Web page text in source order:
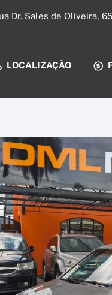
Dr. Sales de Oliveira,
LOCALIZAÇÃO